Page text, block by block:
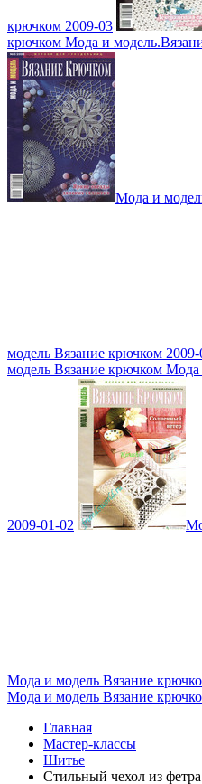
крючком 2009-03
крючком Мода и
Мода и
модель Вязание крючком 2009-
модель Вязание крючком
2009-01-02
Мода и модель Вязание
Мода и модель Вязание
Главная
Мастер-классы
Шитье
Стильный чехол из